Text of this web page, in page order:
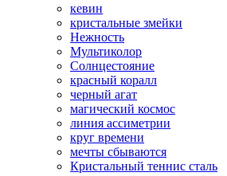
кевин
кристальные змейки
Нежность
Мультиколор
Солнцестояние
красный коралл
черный агат
магический космос
линия ассиметрии
круг времени
мечты сбываются
Кристальный теннис сталь